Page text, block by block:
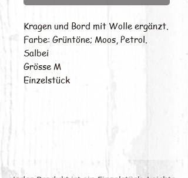
Kragen und Bord mit Wolle ergänzt.
Farbe: Grüntöne; Moos, Petrol.
Salbei
Grösse M
Einzelstück